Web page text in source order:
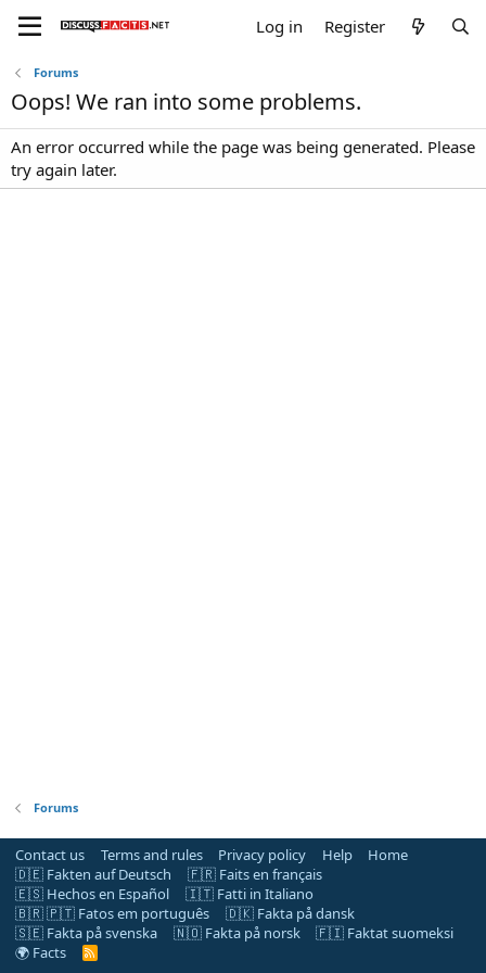
Log in Register
Forums
Oops! We ran into some problems.
An error occurred while the page was being generated. Please
try again later.
Forums
Contact us Terms and rules Privacy policy Help
Home
🇩🇪 Fakten auf Deutsch
🇫🇷 Faits en français
🇪🇸 Hechos en Español
🇮🇹 Fatti in Italiano
🇧🇷 🇵🇹 Fatos em português
🇩🇰 Fakta på dansk
🇸🇪 Fakta på svenska
🇳🇴 Fakta på norsk
🇫🇮 Faktat suomeksi
🌍 Facts
R